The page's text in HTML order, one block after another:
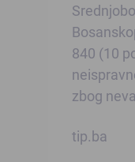
840 (10
zbog
tip.ba